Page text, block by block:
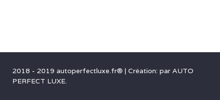
2018 - 2019 autoperfectluxe.fr® | Création: par AUTO
PERFECT LUXE